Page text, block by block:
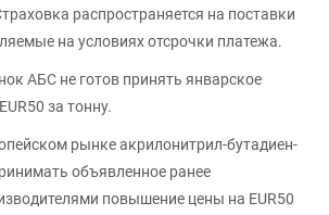
распространяется на поставки
на условиях отсрочки платежа.
АБС не готов принять январское
за тонну.
рынке акрилонитрил-бутадиен-
объявленное ранее
повышение цены на EUR50